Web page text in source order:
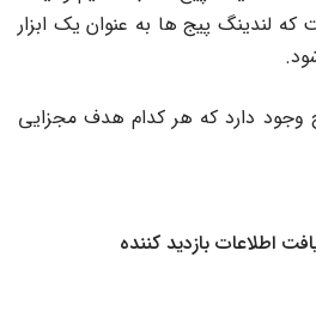
لندینگ پیج ها به عنوان یک ابزار
وجود دارد که هر کدام هدف مجزایی
اطلاعات بازدید کننده